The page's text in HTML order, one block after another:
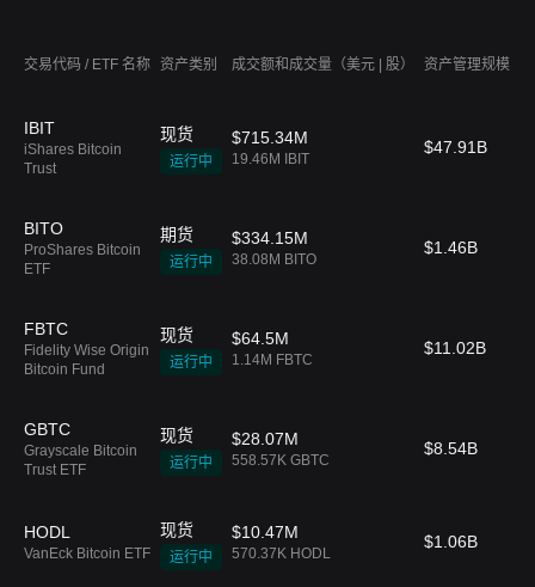
交易代码 / ETF 名称 资产类别 成交额和成交量（美元 | 股） 资产管理规模
IBIT
iShares Bitcoin
Trust
现货
运行中
$715.34M
19.46M IBIT
$47.91B
BITO
ProShares Bitcoin
ETF
期货
运行中
$334.15M
38.08M BITO
$1.46B
FBTC
Fidelity Wise Origin
Bitcoin Fund
现货
运行中
$64.5M
1.14M FBTC
$11.02B
GBTC
Grayscale Bitcoin
Trust ETF
现货
运行中
$28.07M
558.57K GBTC
$8.54B
HODL
VanEck Bitcoin ETF
现货
运行中
$10.47M
570.37K HODL
$1.06B